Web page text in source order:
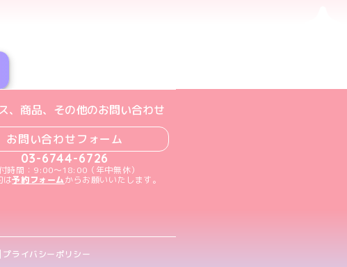
カウント
カウント公式アカウント
んFacebook公式アカウント
りーみんYouTube公式アカウント
、商品、その他のお問い合わせ
お問い合わせフォーム
03-6744-6726
時間：9:00～18:00（年中無休）
は予約フォームからお願いいたします。
プライバシーポリシー